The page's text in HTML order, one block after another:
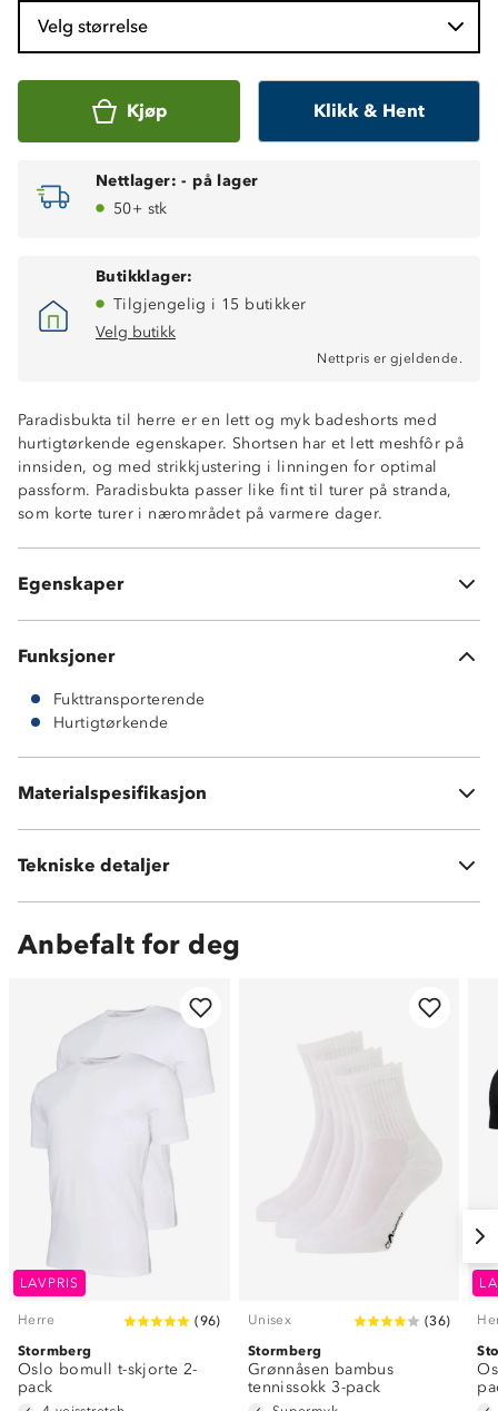
Velg størrelse
Kjøp Klikk & Hent
Nettlager: - på lager
50+ stk
Butikklager:
Tilgjengelig i 15 butikker
Velg butikk
Nettpris er gjeldende.
Paradisbukta til herre er en lett og myk badeshorts med
hurtigtørkende egenskaper. Shortsen har et lett meshfôr på
innsiden, og med strikkjustering i linningen for optimal
passform. Paradisbukta passer like fint til turer på stranda,
som korte turer i nærområdet på varmere dager.
Egenskaper
Hurtigtørkende
Fukttransporterende
Meshfôr
Økotex Standard 100
Funksjoner
Fukttransporterende
Hurtigtørkende
Materialspesifikasjon
100 % polyester
Tekniske detaljer
Vekt:150 gram i str M
Anbefalt for deg
LAVPRIS
Herre (96)
Stormberg
Oslo bomull t-skjorte 2-
pack
Unisex (36)
Stormberg
Grønnåsen bambus
tennissokk 3-pack